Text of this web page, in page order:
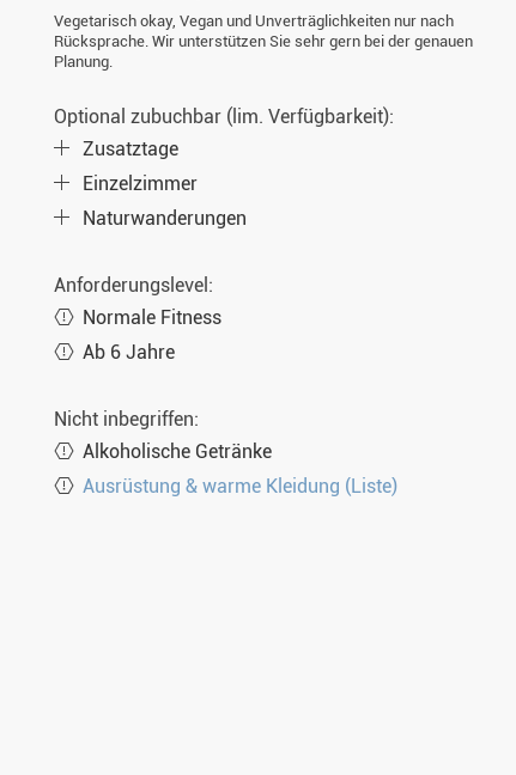
Vegetarisch okay, Vegan und Unverträglichkeiten nur nach
Rücksprache. Wir unterstützen Sie sehr gern bei der genauen
Planung.
Optional zubuchbar (lim. Verfügbarkeit):
Zusatztage
Einzelzimmer
Naturwanderungen
Anforderungslevel:
Normale Fitness
Ab 6 Jahre
Nicht inbegriffen:
Alkoholische Getränke
Ausrüstung & warme Kleidung (Liste)